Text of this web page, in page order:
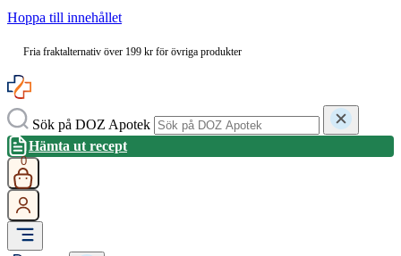
Hoppa till innehållet
Fria fraktalternativ över 199 kr för övriga produkter
Sök på DOZ Apotek
Hämta ut recept
0